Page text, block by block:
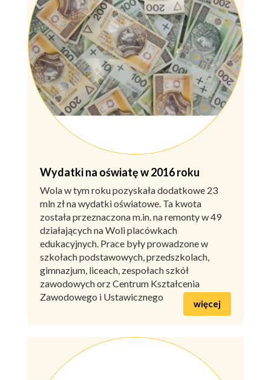
Wydatki na oświatę w 2016 roku
Wola w tym roku pozyskała dodatkowe 23
mln zł na wydatki oświatowe. Ta kwota
została przeznaczona m.in. na remonty w 49
działających na Woli placówkach
edukacyjnych. Prace były prowadzone w
szkołach podstawowych, przedszkolach,
gimnazjum, liceach, zespołach szkół
zawodowych orz Centrum Kształcenia
Zawodowego i Ustawicznego
więcej